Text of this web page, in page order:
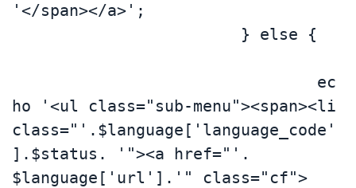
'</span></a>';
ho '<ul class="sub-menu"><span><li
class="'.$language['language_code'
].$status. '"><a href="'.
$language['url'].'" class="cf">